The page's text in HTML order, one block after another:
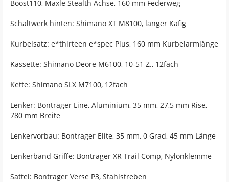
Boost110, Maxle Stealth Achse, 160 mm Federweg
Schaltwerk hinten: Shimano XT M8100, langer Käfig
Kurbelsatz: e*thirteen e*spec Plus, 160 mm Kurbelarmlänge
Kassette: Shimano Deore M6100, 10-51 Z., 12fach
Kette: Shimano SLX M7100, 12fach
Lenker: Bontrager Line, Aluminium, 35 mm, 27,5 mm Rise,
780 mm Breite
Lenkervorbau: Bontrager Elite, 35 mm, 0 Grad, 45 mm Länge
Lenkerband Griffe: Bontrager XR Trail Comp, Nylonklemme
Sattel: Bontrager Verse P3, Stahlstreben